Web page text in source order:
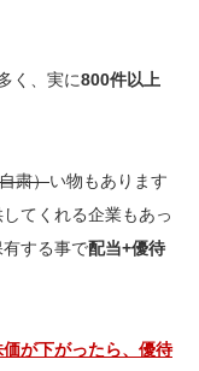
く、実に800件以上
粛）い物もあります
てくれる企業もあっ
する事で配当+優待
価が下がったら、優待